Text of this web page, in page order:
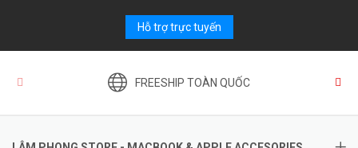
Hỗ trợ trực tuyến
FREESHIP TOÀN QUỐC